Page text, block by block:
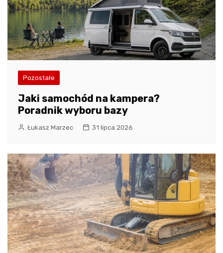
Pozostałe
Jaki samochód na kampera?
Poradnik wyboru bazy
Łukasz Marzec 31 lipca 2026